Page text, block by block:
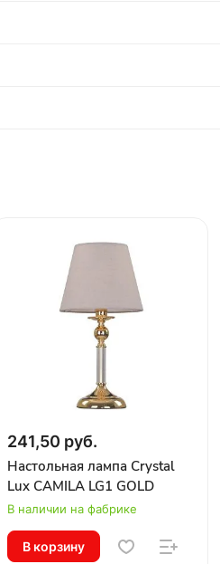
241,50 руб.
Настольная лампа Crystal
Lux CAMILA LG1 GOLD
В наличии на фабрике
В корзину